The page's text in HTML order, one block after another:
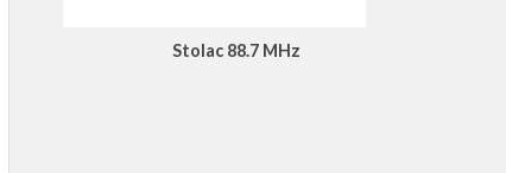
Stolac 88.7 MHz